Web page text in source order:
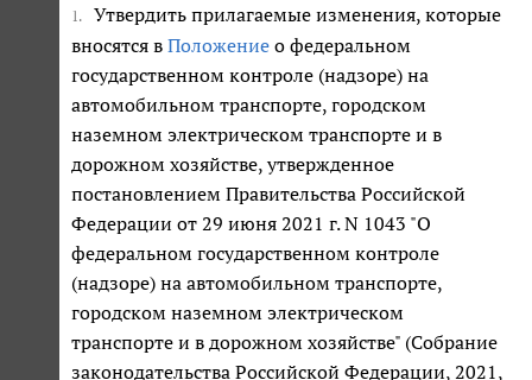
1.
Утвердить прилагаемые изменения, которые
вносятся в Положение о федеральном
государственном контроле (надзоре) на
автомобильном транспорте, городском
наземном электрическом транспорте и в
дорожном хозяйстве, утвержденное
постановлением Правительства Российской
Федерации от 29 июня 2021 г. N 1043 "О
федеральном государственном контроле
(надзоре) на автомобильном транспорте,
городском наземном электрическом
транспорте и в дорожном хозяйстве" (Собрание
законодательства Российской Федерации, 2021,